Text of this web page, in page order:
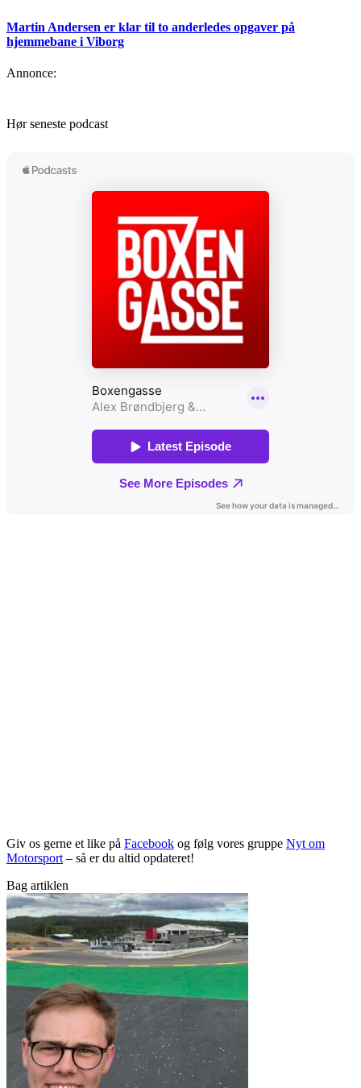
Martin Andersen er klar til to anderledes opgaver på
hjemmebane i Viborg
Annonce:
Hør seneste podcast
Giv os gerne et like på Facebook og følg vores gruppe Nyt om
Motorsport– så er du altid opdateret!
Bag artiklen